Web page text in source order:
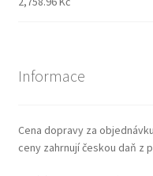
Informace
Cena dopravy za
ceny zahrnují českou daň z